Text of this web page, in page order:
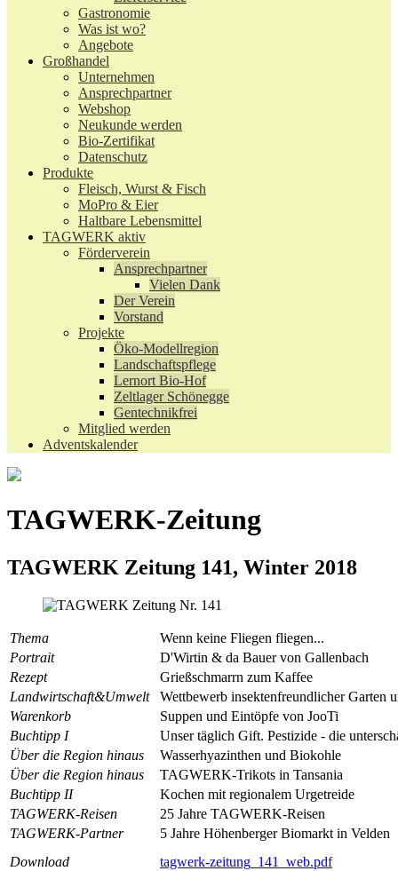
Gastronomie
Was ist wo?
Angebote
Großhandel
Unternehmen
Ansprechpartner
Webshop
Neukunde werden
Bio-Zertifikat
Datenschutz
Produkte
Fleisch, Wurst & Fisch
MoPro & Eier
Haltbare Lebensmittel
TAGWERK aktiv
Förderverein
Ansprechpartner
Vielen Dank
Der Verein
Vorstand
Projekte
Öko-Modellregion
Landschaftspflege
Lernort Bio-Hof
Zeltlager Schönegge
Gentechnikfrei
Mitglied werden
Adventskalender
TAGWERK-Zeitung
TAGWERK Zeitung 141, Winter 2018
Thema
Wenn keine Fliegen fliegen...
Portrait
D'Wirtin & da Bauer von Gallenbach
Rezept
Grießschmarrn zum Kaffee
Landwirtschaft&Umwelt
Wettbewerb insektenfreundlicher Garten
Warenkorb
Suppen und Eintöpfe von JooTi
Buchtipp I
Unser täglich Gift. Pestizide - die
Über die Region hinaus
Wasserhyazinthen und Biokohle
Über die Region hinaus
TAGWERK-Trikots in Tansania
Buchtipp II
Kochen mit regionalem Urgetreide
TAGWERK-Reisen
25 Jahre TAGWERK-Reisen
TAGWERK-Partner
5 Jahre Höhenberger Biomarkt in Velden
Download
tagwerk-zeitung_141_web.pdf